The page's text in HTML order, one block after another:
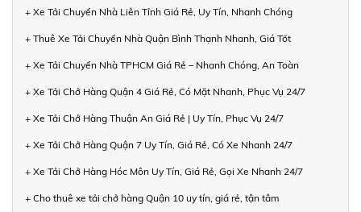
+ Xe Tải Chuyển Nhà Liên Tỉnh Giá Rẻ, Uy Tín, Nhanh Chóng
+ Thuê Xe Tải Chuyển Nhà Quận Bình Thạnh Nhanh, Giá Tốt
+ Xe Tải Chuyển Nhà TPHCM Giá Rẻ – Nhanh Chóng, An Toàn
+ Xe Tải Chở Hàng Quận 4 Giá Rẻ, Có Mặt Nhanh, Phục Vụ 24/7
+ Xe Tải Chở Hàng Thuận An Giá Rẻ | Uy Tín, Phục Vụ 24/7
+ Xe Tải Chở Hàng Quận 7 Uy Tín, Giá Rẻ, Có Xe Nhanh 24/7
+ Xe Tải Chở Hàng Hóc Môn Uy Tín, Giá Rẻ, Gọi Xe Nhanh 24/7
+ Cho thuê xe tải chở hàng Quận 10 uy tín, giá rẻ, tận tâm